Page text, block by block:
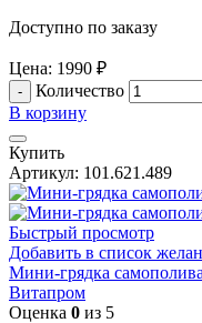
Доступно по заказу
Цена: 1990 ₽
Количество
В корзину
Купить
Артикул: 101.621.489
Быстрый просмотр
Добавить в список
Мини-грядка
Витапром
Оценка 0 из 5